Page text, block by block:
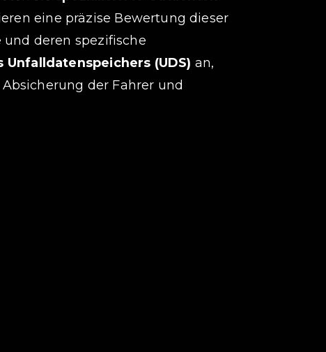
eine präzise Bewertung dieser
deren spezifische
(UDS) an,
der Fahrer und